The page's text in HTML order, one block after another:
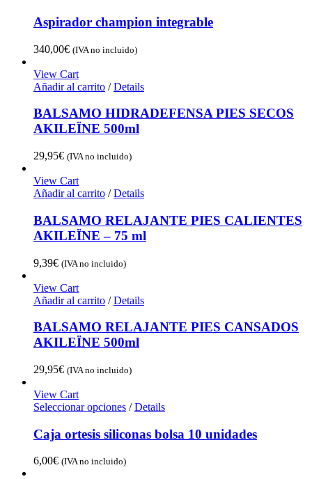
hasta
12,00€
Aspirador champion integrable
340,00€ (IVA no incluido)
View Cart
Añadir al carrito / Details
BALSAMO HIDRADEFENSA PIES SECOS
AKILEÏNE 500ml
29,95€ (IVA no incluido)
View Cart
Añadir al carrito / Details
BALSAMO RELAJANTE PIES CALIENTES
AKILEÏNE – 75 ml
9,39€ (IVA no incluido)
View Cart
Añadir al carrito / Details
BALSAMO RELAJANTE PIES CANSADOS
AKILEÏNE 500ml
29,95€ (IVA no incluido)
View Cart
Seleccionar opciones / Details
Caja ortesis siliconas bolsa 10 unidades
6,00€ (IVA no incluido)